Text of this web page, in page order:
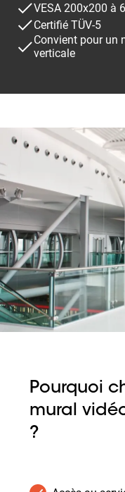
VESA 200x200 à
Certifié TÜV-5
Convient pour un
verticale
Slide 1 of 1
Pourquoi
mural
?